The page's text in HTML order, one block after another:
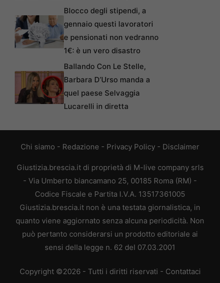
Blocco degli stipendi, a
gennaio questi lavoratori
e pensionati non vedranno
1€: è un vero disastro
Ballando Con Le Stelle,
Barbara D’Urso manda a
quel paese Selvaggia
Lucarelli in diretta
Chi siamo - Redazione - Privacy Policy - Disclaimer
Giustizia.brescia.it di proprietà di M-live company srls
- Via Umberto biancamano 25, 00185 Roma (RM) -
Codice Fiscale e Partita I.V.A. 13517361005
Giustizia.brescia.it non è una testata giornalistica, in
quanto viene aggiornato senza alcuna periodicità. Non
può pertanto considerarsi un prodotto editoriale ai
sensi della legge n. 62 del 07.03.2001
Copyright ©2026 - Tutti i diritti riservati - Contattaci